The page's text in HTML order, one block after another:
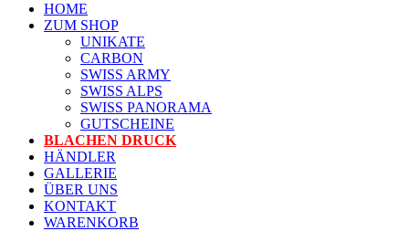
HOME
ZUM SHOP
UNIKATE
CARBON
SWISS ARMY
SWISS ALPS
SWISS PANORAMA
GUTSCHEINE
BLACHEN DRUCK
HÄNDLER
GALLERIE
ÜBER UNS
KONTAKT
WARENKORB